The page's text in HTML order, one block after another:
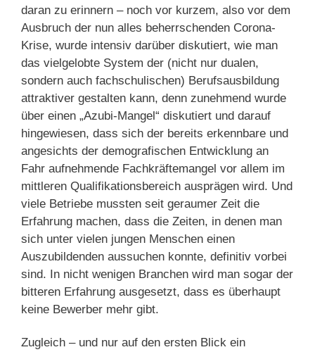
daran zu erinnern – noch vor kurzem, also vor dem
Ausbruch der nun alles beherrschenden Corona-
Krise, wurde intensiv darüber diskutiert, wie man
das vielgelobte System der (nicht nur dualen,
sondern auch fachschulischen) Berufsausbildung
attraktiver gestalten kann, denn zunehmend wurde
über einen „Azubi-Mangel“ diskutiert und darauf
hingewiesen, dass sich der bereits erkennbare und
angesichts der demografischen Entwicklung an
Fahr aufnehmende Fachkräftemangel vor allem im
mittleren Qualifikationsbereich ausprägen wird. Und
viele Betriebe mussten seit geraumer Zeit die
Erfahrung machen, dass die Zeiten, in denen man
sich unter vielen jungen Menschen einen
Auszubildenden aussuchen konnte, definitiv vorbei
sind. In nicht wenigen Branchen wird man sogar der
bitteren Erfahrung ausgesetzt, dass es überhaupt
keine Bewerber mehr gibt.
Zugleich – und nur auf den ersten Blick ein